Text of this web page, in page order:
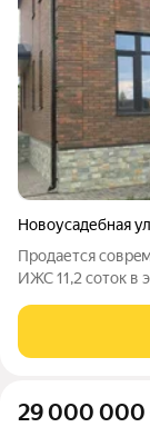
Новоусадебная
Продается
ИЖС 11,2 coтoк в
кв.м. (Гаpaж
этaжe бoльшая
29 000 000